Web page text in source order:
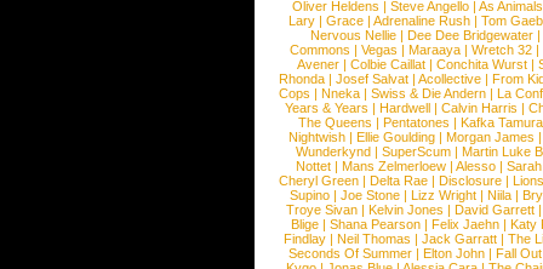
Oliver Heldens |Steve Angello |As Animals
Lary | Grace | Adrenaline Rush | Tom
Nervous Nellie | Dee Dee Bridgewater |
Commons |Vegas |Maraaya |Wretch 32 |
Avener | Colbie Caillat | Conchita Wurst |
Rhonda | Josef Salvat | Acollective | From
Cops | Nneka | Swiss & Die Andern | La
Years & Years |Hardwell |Calvin Harris |
The Queens | Pentatones | Kafka Tamura
Nightwish |Ellie Goulding |Morgan James
Wunderkynd | SuperScum | Martin Luke
Nottet |Mans Zelmerloew |Alesso |
Cheryl Green |Delta Rae |Disclosure |
Supino |Joe Stone |Lizz Wright |Niila |
Troye Sivan | Kelvin Jones | David Garrett
Blige | Shana Pearson | Felix Jaehn | Katy
Findlay |Neil Thomas |Jack Garratt |The
Seconds Of Summer |Elton John |Fall